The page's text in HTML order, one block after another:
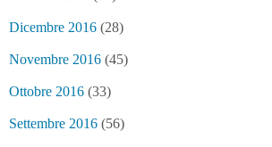
Dicembre 2016 (28)
Novembre 2016 (45)
Ottobre 2016 (33)
Settembre 2016 (56)